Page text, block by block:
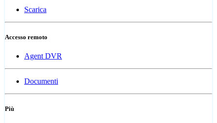
Scarica
Accesso remoto
Agent DVR
Documenti
Più